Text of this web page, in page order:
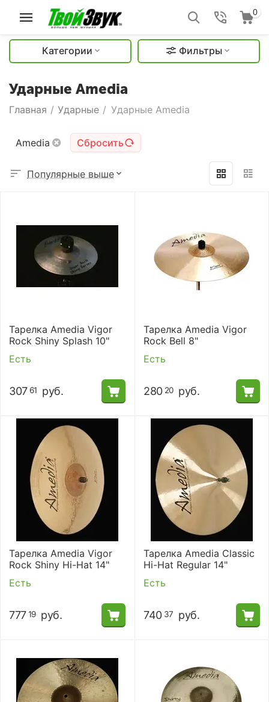
0
Категории Фильтры
Ударные Amedia
Главная / Ударные / Ударные Amedia
Amedia Сбросить
Популярные выше
Тарелка Amedia Vigor
Rock Shiny Splash 10"
Есть
307 61 руб.
Тарелка Amedia Vigor
Rock Bell 8"
Есть
280 20 руб.
Тарелка Amedia Vigor
Rock Shiny Hi-Hat 14"
Есть
777 19 руб.
Тарелка Amedia Classic
Hi-Hat Regular 14"
Есть
740 37 руб.